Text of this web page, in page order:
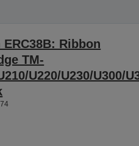
ERC38B: Ribbon
TM-
U220/U230/U300/